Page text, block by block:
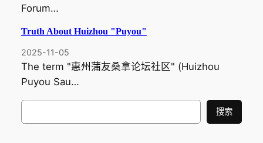
Forum…
Truth About Huizhou "Puyou"
2025-11-05
The term "惠州蒲友桑拿论坛社区" (Huizhou
Puyou Sau…
搜
搜索